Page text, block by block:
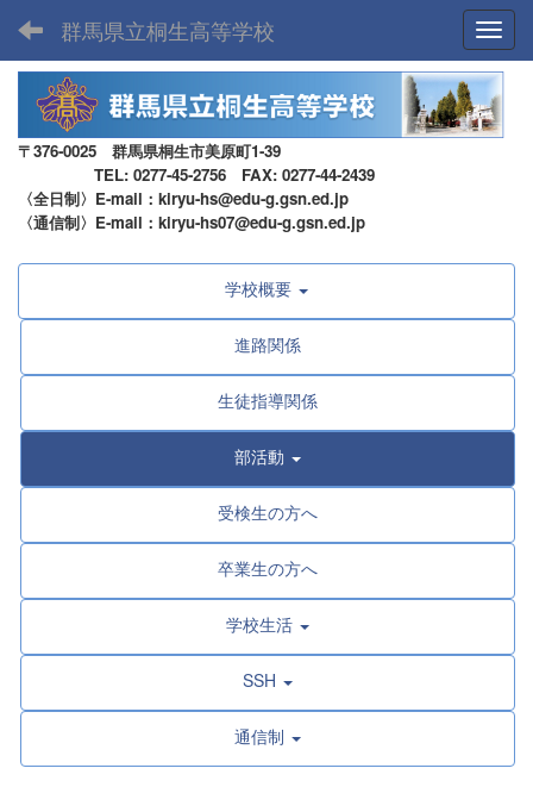
群馬県立桐生高等学校
〒376-0025 群馬県桐生市美原町1-39
TEL: 0277-45-2756 FAX: 0277-44-2439
〈全日制〉E-mail：kiryu-hs@edu-g.gsn.ed.jp
〈通信制〉E-mail：kiryu-hs07@edu-g.gsn.ed.jp
学校概要
進路関係
生徒指導関係
部活動
受検生の方へ
卒業生の方へ
学校生活
SSH
通信制